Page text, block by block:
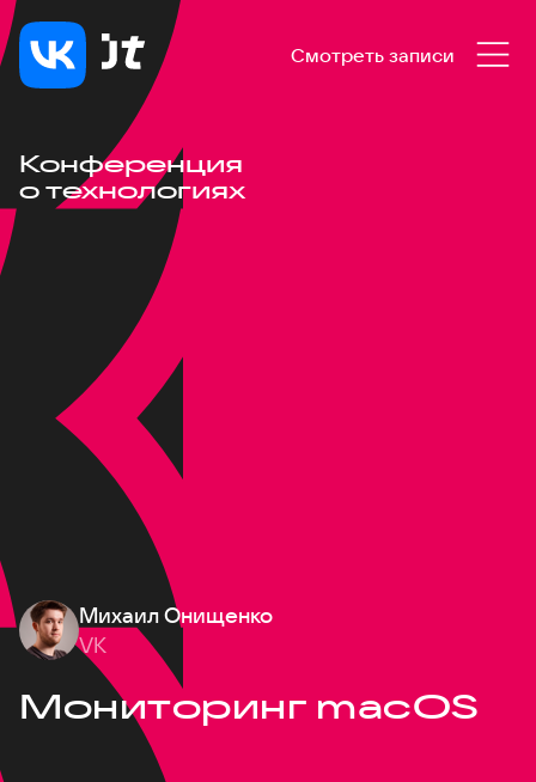
Смотреть записи
Конференция
о технологиях
Михаил Онищенко
VK
Мониторинг macOS